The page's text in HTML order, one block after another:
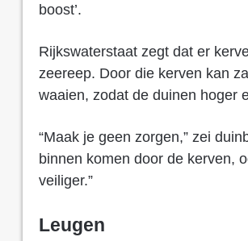
boost’.
Rijkswaterstaat zegt dat er
zeereep. Door die kerven kan
waaien, zodat de duinen hoger
“Maak je geen zorgen,” zei
binnen komen door de kerven,
veiliger.”
Leugen